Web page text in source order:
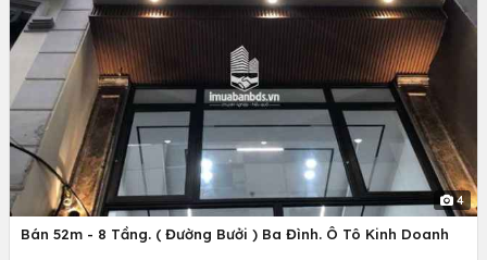
4
Bán 52m - 8 Tầng. ( Đường Bưởi ) Ba Đình. Ô Tô Kinh Doanh